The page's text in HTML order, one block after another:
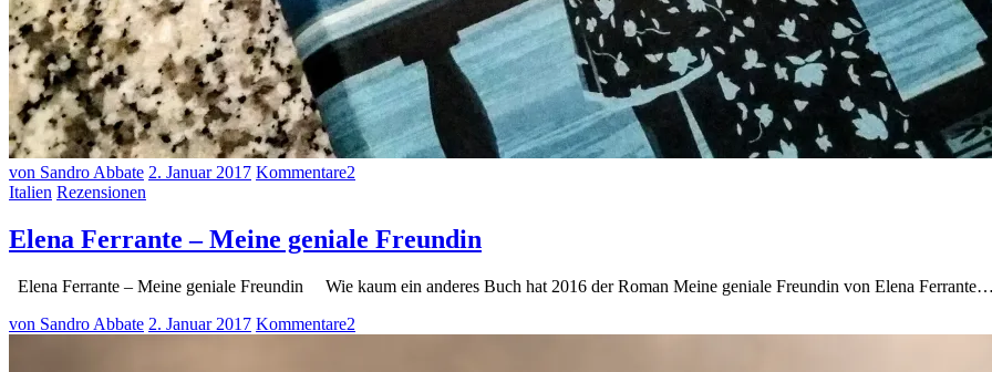
von Sandro Abbate 2. Januar 2017 Kommentare2
Italien Rezensionen
Elena Ferrante – Meine geniale Freundin
Elena Ferrante – Meine geniale Freundin Wie kaum ein anderes Buch hat 2016 der Roman Meine geniale Freundin von Elena
von Sandro Abbate 2. Januar 2017 Kommentare2